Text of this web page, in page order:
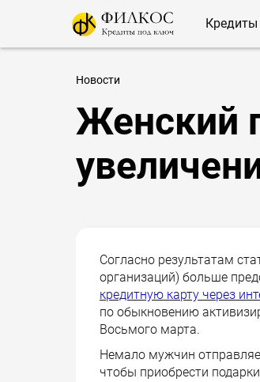
Кредиты
Новости
Женский
Согласно результатам
организаций) больше
кредитную карту через
по обыкновению
Восьмого марта.
Немало мужчин
чтобы приобрести